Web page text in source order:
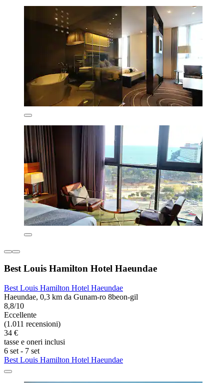
Best Louis Hamilton Hotel Haeundae
Best Louis Hamilton Hotel Haeundae
Haeundae, 0,3 km da Gunam-ro 8beon-gil
8,8/10
Eccellente
(1.011 recensioni)
34 €
tasse e oneri inclusi
6 set - 7 set
Best Louis Hamilton Hotel Haeundae